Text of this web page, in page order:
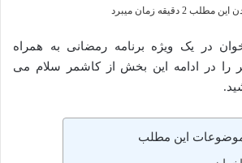
مطلب 2 دقیقه زمان میبرد
در یک ویژه‌ برنامه رمضانی به همراه
را در ادامه این بخش از کاشمر سلام می
این مطلب